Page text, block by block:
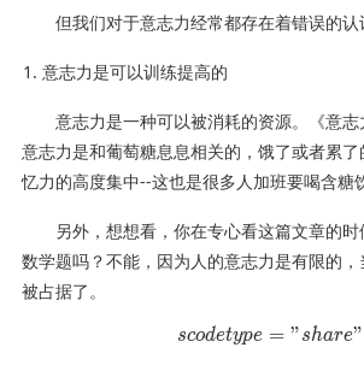
但我们对于意志力经常都存在着错误的认
意志力是可以训练提高的
意志力是一种可以被消耗的资源。《意志
意志力是和葡萄糖息息相关的，饿了或者累
忆力的高度集中--这也是很多人加班要喝含糖
另外，想想看，你在专心看这篇文章的时
数学题吗？不能，因为人的意志力是有限的
被占据了。
scode
scodetype = "share"